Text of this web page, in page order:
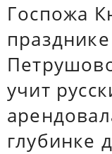
Госпожа
учит
глубинке